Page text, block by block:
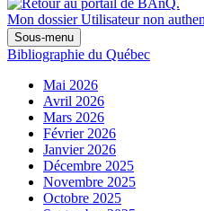
Mon dossier Utilisateur non
Sous-menu
Bibliographie du Québec
Mai 2026
Avril 2026
Mars 2026
Février 2026
Janvier 2026
Décembre 2025
Novembre 2025
Octobre 2025